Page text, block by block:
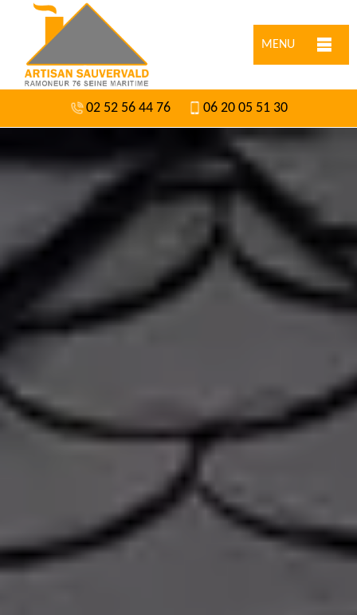
MENU
02 52 56 44 76 06 20 05 51 30